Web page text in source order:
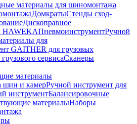
материалы для шиномонтажа
ДомкратыСтенды сход-
Дископравное
HAWEKAПневмоинструментРучной
для
GAITHER для грузовых
сервисаСканеры
материалы
шин и камерРучной инструмент для
инструментБалансировочные
материалыНаборы